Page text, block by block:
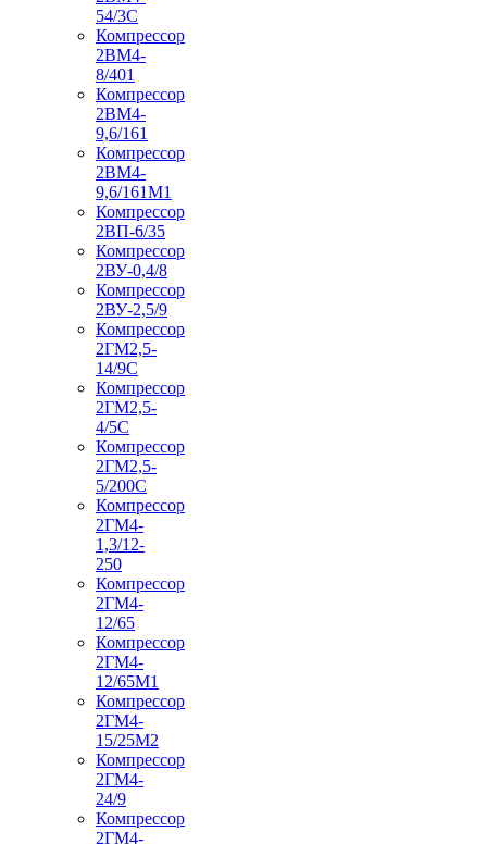
54/3С
Компрессор
2ВМ4-
8/401
Компрессор
2ВМ4-
9,6/161
Компрессор
2ВМ4-
9,6/161М1
Компрессор
2ВП-6/35
Компрессор
2ВУ-0,4/8
Компрессор
2ВУ-2,5/9
Компрессор
2ГМ2,5-
14/9С
Компрессор
2ГМ2,5-
4/5С
Компрессор
2ГМ2,5-
5/200С
Компрессор
2ГМ4-
1,3/12-
250
Компрессор
2ГМ4-
12/65
Компрессор
2ГМ4-
12/65М1
Компрессор
2ГМ4-
15/25М2
Компрессор
2ГМ4-
24/9
Компрессор
2ГМ4-